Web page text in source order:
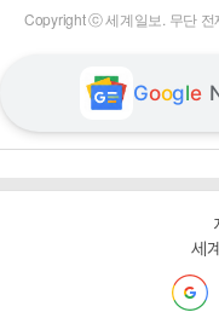
Copyright ⓒ 세계일보. 무단 전
Google
세